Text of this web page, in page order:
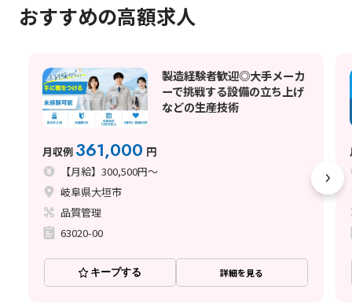
おすすめの高額求人
製造経験者歓迎◎大手メーカ
ーで挑戦する設備の立ち上げ
などの生産技術
月収例 361,000 円
【月給】300,500円～
岐阜県大垣市
品質管理
63020-00
キープする 詳細を見る